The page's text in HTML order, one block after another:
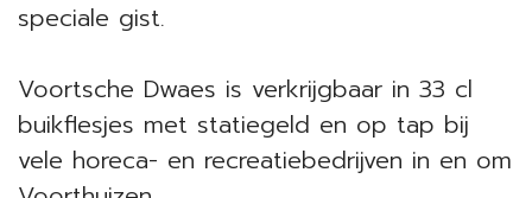
speciale gist.
Voortsche Dwaes is verkrijgbaar in 33 cl
buikflesjes met statiegeld en op tap bij
vele horeca- en recreatiebedrijven in en om